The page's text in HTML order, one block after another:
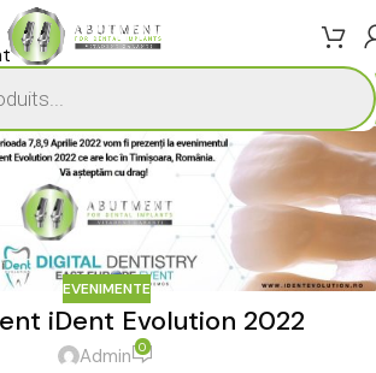
EVENIMENTE
iDent Evolution 2022
Admin 0